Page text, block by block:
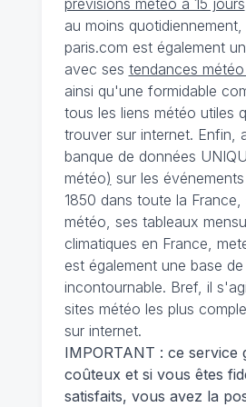
prévisions météo à 15 jours
au moins
paris.com est également
avec ses tendances
ainsi qu'une formidable
tous les liens météo utiles
trouver sur internet. Enfin,
banque de données
météo) sur les
1850 dans toute la
météo, ses tableaux
climatiques en France,
est également une base
incontournable. Bref, il
sites météo les plus
sur internet.
IMPORTANT : ce service
coûteux et si vous êtes
satisfaits, vous avez la